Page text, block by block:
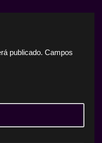
publicado. Campos